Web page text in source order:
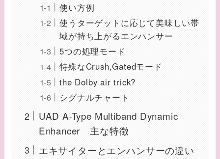
使い方例
使うターゲットに応じて美味しい帯
域が持ち上がるエンハンサー
5つの処理モード
特殊なCrush,Gatedモード
the Dolby air trick?
シグナルチャート
UAD A-Type Multiband Dynamic
Enhancer 主な特徴
エキサイターとエンハンサーの違い